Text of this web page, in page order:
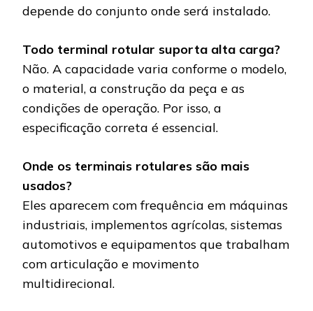
depende do conjunto onde será instalado.
Todo terminal rotular suporta alta carga?
Não. A capacidade varia conforme o modelo,
o material, a construção da peça e as
condições de operação. Por isso, a
especificação correta é essencial.
Onde os terminais rotulares são mais
usados?
Eles aparecem com frequência em máquinas
industriais, implementos agrícolas, sistemas
automotivos e equipamentos que trabalham
com articulação e movimento
multidirecional.